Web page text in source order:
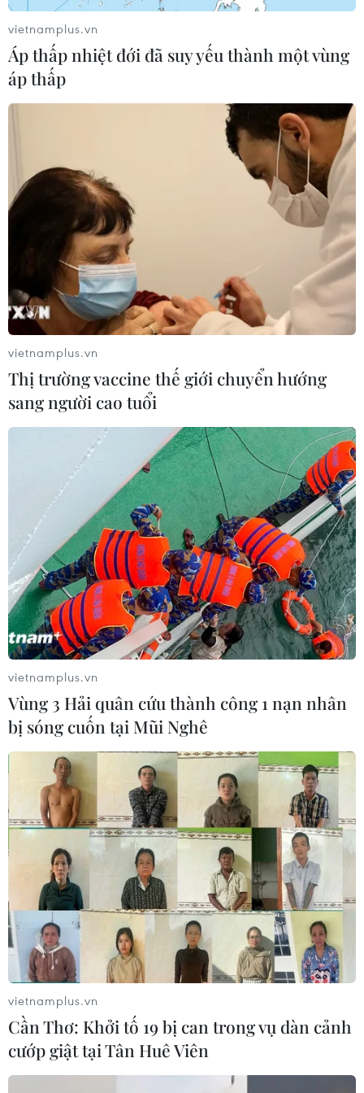
EU có thể chính thức từ bỏ “Lập trường
chung” chống Cuba vào tháng 12
04/11/2016 07:59
Đại sứ Trưởng phái đoàn Liên minh châu Âu (EU) tại
Cuba Hernan Portocarrero, tiết lộ khả năng khối này sẽ
chính thức từ bỏ “Lập trường chung” chống La Habana
vào ngày 12/12 tới.
vietnamplus.vn
Áp thấp nhiệt đới đã suy yếu thành một vùng
áp thấp
vietnamplus.vn
Thị trường vaccine thế giới chuyển hướng
sang người cao tuổi
vietnamplus.vn
Vùng 3 Hải quân cứu thành công 1 nạn nhân
bị sóng cuốn tại Mũi Nghê
vietnamplus.vn
Cần Thơ: Khởi tố 19 bị can trong vụ dàn cảnh
cướp giật tại Tân Huê Viên